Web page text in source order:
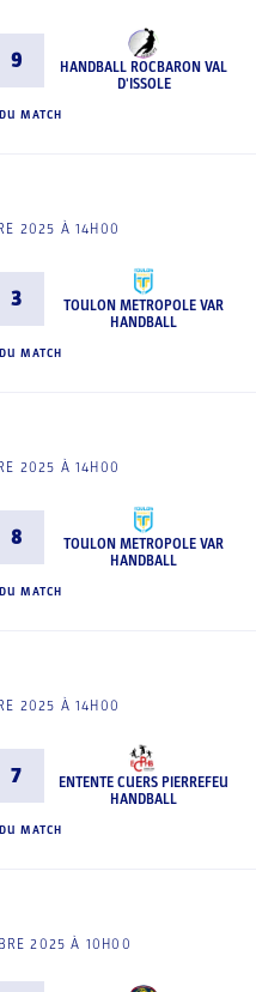
9
HANDBALL ROCBARON VAL
D'ISSOLE
MATCH
2025 À 14H00
3
TOULON METROPOLE VAR
HANDBALL
MATCH
2025 À 14H00
8
TOULON METROPOLE VAR
HANDBALL
MATCH
2025 À 14H00
7
ENTENTE CUERS PIERREFEU
HANDBALL
MATCH
2025 À 10H00